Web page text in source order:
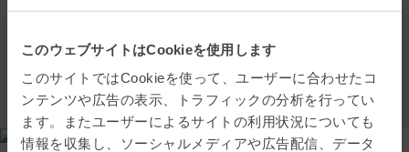
このウェブサイトはCookieを使用します
このサイトではCookieを使って、ユーザーに合わせたコ
ンテンツや広告の表示、トラフィックの分析を行ってい
ます。またユーザーによるサイトの利用状況についても
情報を収集し、ソーシャルメディアや広告配信、データ
• View your orders
• Explore our spare parts catalogues
• Search by serial number